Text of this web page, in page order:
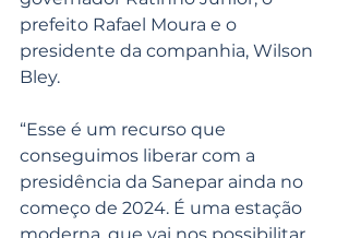
prefeito Rafael Moura e o
presidente da companhia, Wilson
Bley.
“Esse é um recurso que
conseguimos liberar com a
presidência da Sanepar ainda no
começo de 2024. É uma estação